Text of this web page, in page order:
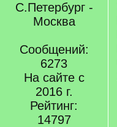
С.Петербург -
Москва
Сообщений:
6273
На сайте с
2016 г.
Рейтинг:
14797